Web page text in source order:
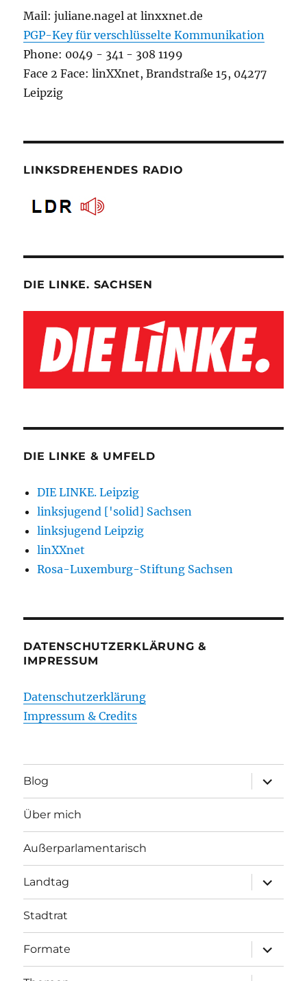
Mail: juliane.nagel at linxxnet.de
PGP-Key für verschlüsselte Kommunikation
Phone: 0049 - 341 - 308 1199
Face 2 Face: linXXnet, Brandstraße 15, 04277
Leipzig
LINKSDREHENDES RADIO
DIE LINKE. SACHSEN
DIE LINKE & UMFELD
DIE LINKE. Leipzig
linksjugend ['solid] Sachsen
linksjugend Leipzig
linXXnet
Rosa-Luxemburg-Stiftung Sachsen
DATENSCHUTZERKLÄRUNG &
IMPRESSUM
Datenschutzerklärung
Impressum & Credits
Blog
öffnen
Über mich
Außerparlamentarisch
Landtag
öffnen
Stadtrat
Formate
öffnen